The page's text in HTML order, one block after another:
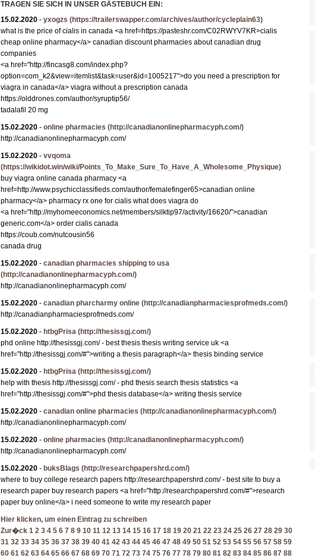
Granit R-Z
Mosaik
Bordüre
Medallions
Antikmarmor
TRAGEN SIE SICH IN UNSER GÄSTEBUCH EIN:
15.02.2020 - yxogzs (https://trailerswapper.com/archives/author/cycleplain63)
what is the price of cialis in canada <a href=https://pasteshr.com/C02RWYV7KR>cialis
cheap online pharmacy</a> canadian discount pharmacies about canadian drug
companies
<a href="http://fincasg8.com/index.php?
option=com_k2&view=itemlist&task=user&id=1005217">do you need a prescription for
viagra in canada</a> viagra without a prescription canada
https://olddrones.com/author/syruptip56/
tadalafil 20 mg
15.02.2020 - online pharmacies (http://canadianonlinepharmacyph.com/)
http://canadianonlinepharmacyph.com/
15.02.2020 - vvqoma
(https://wikidot.win/wiki/Points_To_Make_Sure_To_Have_A_Wholesome_Physique)
buy viagra online canada pharmacy <a
href=http://www.psychicclassifieds.com/author/femalefinger65>canadian online
pharmacy</a> pharmacy rx one for cialis what does viagra do
<a href="http://myhomeeconomics.net/members/silktip97/activity/16620/">canadian
generic.com</a> order cialis canada
https://coub.com/nutcousin56
canada drug
15.02.2020 - canadian pharmacies shipping to usa
(http://canadianonlinepharmacyph.com/)
http://canadianonlinepharmacyph.com/
15.02.2020 - canadian pharcharmy online (http://canadianpharmaciesprofmeds.com/)
http://canadianpharmaciesprofmeds.com/
15.02.2020 - htbgPrisa (http://thesissgj.com/)
phd online http://thesissgj.com/ - best thesis thesis writing service uk <a
href="http://thesissgj.com/#">writing a thesis paragraph</a> thesis binding service
15.02.2020 - htbgPrisa (http://thesissgj.com/)
help with thesis http://thesissgj.com/ - phd thesis search thesis statistics <a
href="http://thesissgj.com/#">phd thesis database</a> writing thesis service
15.02.2020 - canadian online pharmacies (http://canadianonlinepharmacyph.com/)
http://canadianonlinepharmacyph.com/
15.02.2020 - online pharmacies (http://canadianonlinepharmacyph.com/)
http://canadianonlinepharmacyph.com/
15.02.2020 - buksBlags (http://researchpapershrd.com/)
where to buy college research papers http://researchpapershrd.com/ - best site to buy a
research paper buy research papers <a href="http://researchpapershrd.com/#">research
paper buy online</a> i need someone to write my research paper
Hier klicken, um einen Eintrag zu schreiben
Zur�ck 1 2 3 4 5 6 7 8 9 10 11 12 13 14 15 16 17 18 19 20 21 22 23 24 25 26 27 28 29 30
31 32 33 34 35 36 37 38 39 40 41 42 43 44 45 46 47 48 49 50 51 52 53 54 55 56 57 58 59
60 61 62 63 64 65 66 67 68 69 70 71 72 73 74 75 76 77 78 79 80 81 82 83 84 85 86 87 88